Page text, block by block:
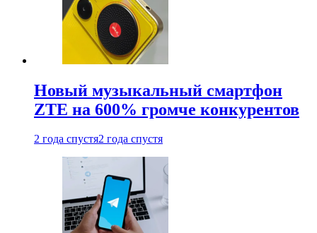
Новый музыкальный смартфон
ZTE на 600% громче конкурентов
2 года спустя2 года спустя